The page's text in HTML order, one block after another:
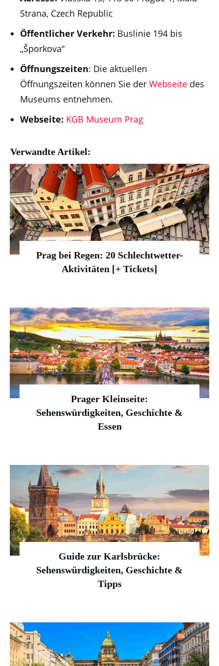
Strana, Czech Republic
Öffentlicher Verkehr: Buslinie 194 bis
„Šporkova“
Öffnungszeiten: Die aktuellen
Öffnungszeiten können Sie der Webseite des
Museums entnehmen.
Webseite: KGB Museum Prag
Verwandte Artikel:
Prag bei Regen: 20 Schlechtwetter-
Aktivitäten [+ Tickets]
Prager Kleinseite:
Sehenswürdigkeiten, Geschichte &
Essen
Guide zur Karlsbrücke:
Sehenswürdigkeiten, Geschichte &
Tipps